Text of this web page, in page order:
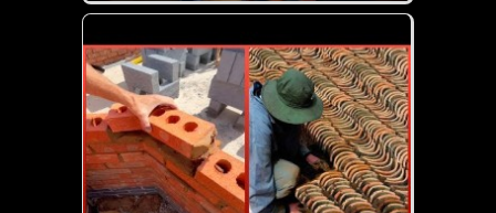
Falls du auch mal deinen Schlüssel verloren